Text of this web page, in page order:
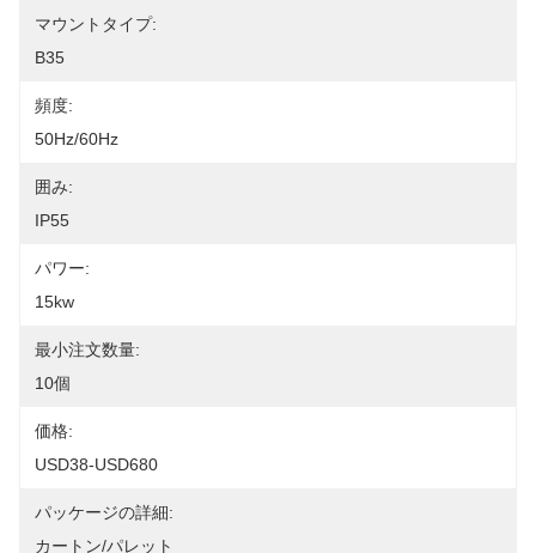
マウントタイプ:
B35
頻度:
50Hz/60Hz
囲み:
IP55
パワー:
15kw
最小注文数量:
10個
価格:
USD38-USD680
パッケージの詳細:
カートン/パレット